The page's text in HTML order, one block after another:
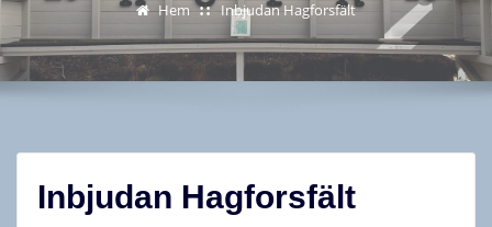
Hem Inbjudan Hagforsfält
Inbjudan Hagforsfält